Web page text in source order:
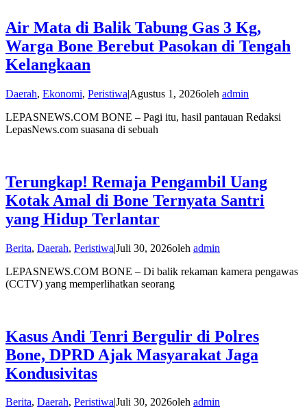
Air Mata di Balik Tabung Gas 3 Kg,
Warga Bone Berebut Pasokan di Tengah
Kelangkaan
Daerah, Ekonomi, Peristiwa|Agustus 1, 2026oleh admin
LEPASNEWS.COM BONE – Pagi itu, hasil pantauan Redaksi
LepasNews.com suasana di sebuah
Terungkap! Remaja Pengambil Uang
Kotak Amal di Bone Ternyata Santri
yang Hidup Terlantar
Berita, Daerah, Peristiwa|Juli 30, 2026oleh admin
LEPASNEWS.COM BONE – Di balik rekaman kamera pengawas
(CCTV) yang memperlihatkan seorang
Kasus Andi Tenri Bergulir di Polres
Bone, DPRD Ajak Masyarakat Jaga
Kondusivitas
Berita, Daerah, Peristiwa|Juli 30, 2026oleh admin